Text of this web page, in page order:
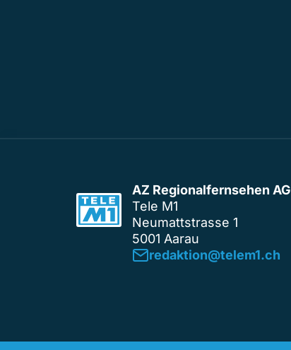
AZ Regionalfernsehen AG
Tele M1
Neumattstrasse 1
5001 Aarau
redaktion@telem1.ch